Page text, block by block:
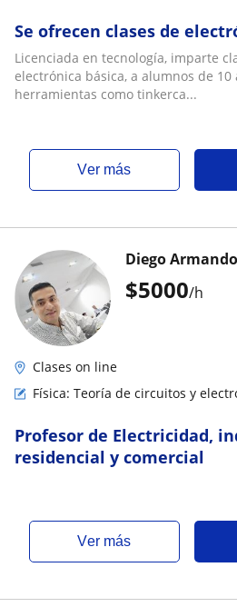
Se ofrecen clases de
Licenciada en tecnología, imparte
electrónica básica, a alumnos de 10
herramientas como tinkerca...
ver más
$5000/h
Diego Armando
Clases on line
Física: Teoría de circuitos y
Profesor de Electricidad,
residencial y comercial
ver más